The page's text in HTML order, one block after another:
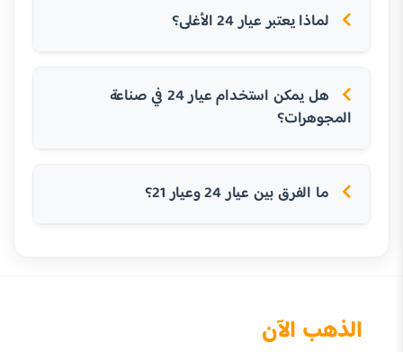
لماذا يعتبر عيار 24 الأغلى؟
هل يمكن استخدام عيار 24 في صناعة
المجوهرات؟
ما الفرق بين عيار 24 وعيار 21؟
الذهب الآن